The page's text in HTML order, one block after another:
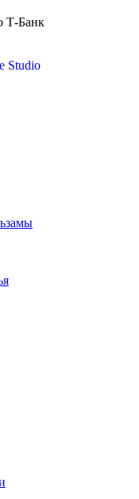
Studio